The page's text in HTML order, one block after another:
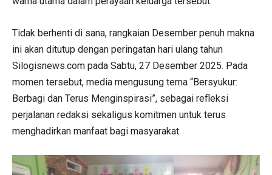
Tidak berhenti di sana, rangkaian Desember penuh makna
ini akan ditutup dengan peringatan hari ulang tahun
Silogisnews.com pada Sabtu, 27 Desember 2025. Pada
momen tersebut, media mengusung tema “Bersyukur:
Berbagi dan Terus Menginspirasi”, sebagai refleksi
perjalanan redaksi sekaligus komitmen untuk terus
menghadirkan manfaat bagi masyarakat.